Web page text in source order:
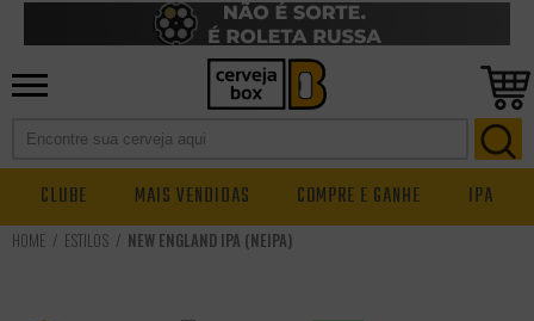
CLUBE MAIS VENDIDAS COMPRE E GANHE IPA
ESTILOS NEW ENGLAND IPA (NEIPA)